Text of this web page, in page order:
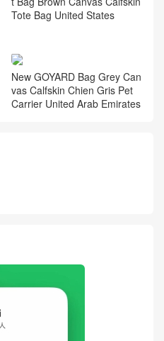
allet Card Holder Brown Print
Calfskin Coin Pocket Dubai